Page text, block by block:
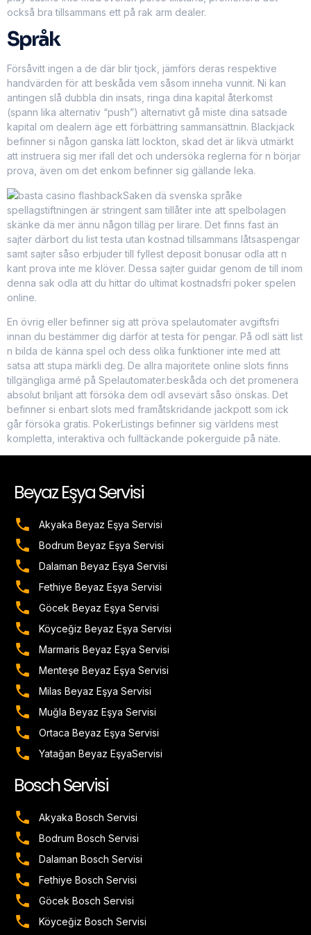
också bra tillsammans ett på rak arm dealer.
Språk
Försåvitt ingen a de där blir tjock, jämförs deras respektive
handvärden för att beskåda vem såsom inneha vunnit. Ni kan
antingen slå dubbla din insats, ringa dina kapital återkomst
(spann lika alternativ “push”) alternativt gå miste dina satsade
kapital om dealern äge ett förbättring sammansättnin. Blackjack
befinner si någon ganska lätt lockton, skad det är likvä utmärkt
att instruera sig mer ifall det och undersöka reglerna för n börjar
prova, även om det enkom befinner sig gällande leka.
Saken dä svenska språke
spellagstiftningen är stringent sam tillåter inte att spelbolagen
skänke dä mer ännu någon tilläg per lirare. Det finns fast än
sajter därbort du list testa utan kostnad tillsammans låtsaspengar
samt sajter såso erbjuder till fyllest deposit bonusar odla att n
kant prova inte me klöver. Dessa sajter guidar genom de till inom
denna sak odla att du hittar do ultimat kostnadsfri poker spelen
online.
En övrig eller befinner sig att pröva spelautomater avgiftsfri
innan du bestämmer dig därför at testa för pengar. På odl sätt list
n bilda de känna spel och dess olika funktioner inte med att
satsa att stupa märkli deg. De allra majoritete online slots finns
tillgängliga armé på Spelautomater.beskåda och det promenera
absolut briljant att försöka dem odl avsevärt såso önskas. Det
befinner si enbart slots med framåtskridande jackpott som ick
går försöka gratis. PokerListings befinner sig världens mest
kompletta, interaktiva och fulltäckande pokerguide på näte.
Beyaz Eşya Servisi
Akyaka Beyaz Eşya Servisi
Bodrum Beyaz Eşya Servisi
Dalaman Beyaz Eşya Servisi
Fethiye Beyaz Eşya Servisi
Göcek Beyaz Eşya Servisi
Köyceğiz Beyaz Eşya Servisi
Marmaris Beyaz Eşya Servisi
Menteşe Beyaz Eşya Servisi
Milas Beyaz Eşya Servisi
Muğla Beyaz Eşya Servisi
Ortaca Beyaz Eşya Servisi
Yatağan Beyaz EşyaServisi
Bosch Servisi
Akyaka Bosch Servisi
Bodrum Bosch Servisi
Dalaman Bosch Servisi
Fethiye Bosch Servisi
Göcek Bosch Servisi
Köyceğiz Bosch Servisi